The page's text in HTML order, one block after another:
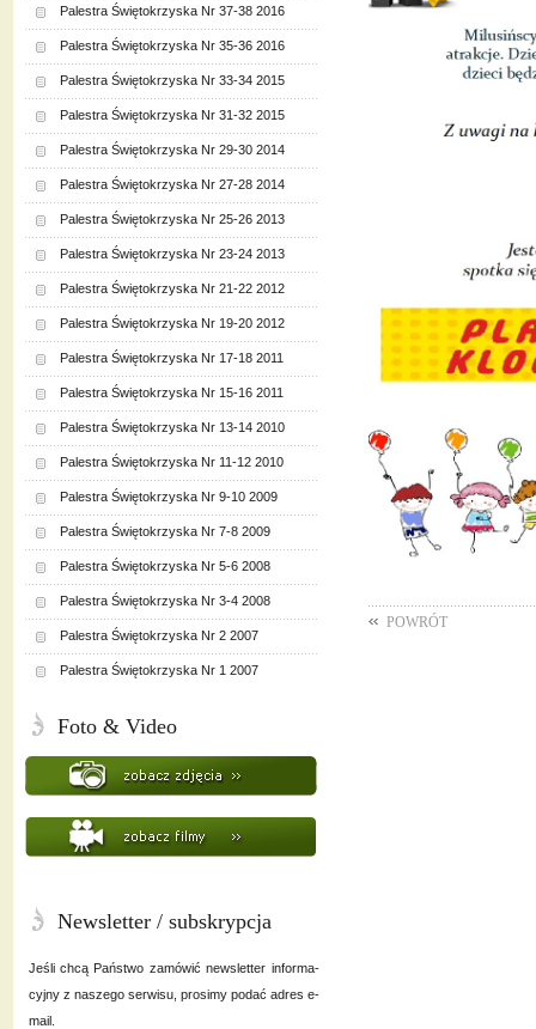
POWRÓT
Palestra Świętokrzyska Nr 37-38 2016
Palestra Świętokrzyska Nr 35-36 2016
Palestra Świętokrzyska Nr 33-34 2015
Palestra Świętokrzyska Nr 31-32 2015
Palestra Świętokrzyska Nr 29-30 2014
Palestra Świętokrzyska Nr 27-28 2014
Palestra Świętokrzyska Nr 25-26 2013
Palestra Świętokrzyska Nr 23-24 2013
Palestra Świętokrzyska Nr 21-22 2012
Palestra Świętokrzyska Nr 19-20 2012
Palestra Świętokrzyska Nr 17-18 2011
Palestra Świętokrzyska Nr 15-16 2011
Palestra Świętokrzyska Nr 13-14 2010
Palestra Świętokrzyska Nr 11-12 2010
Palestra Świętokrzyska Nr 9-10 2009
Palestra Świętokrzyska Nr 7-8 2009
Palestra Świętokrzyska Nr 5-6 2008
Palestra Świętokrzyska Nr 3-4 2008
Palestra Świętokrzyska Nr 2 2007
Palestra Świętokrzyska Nr 1 2007
Foto & Video
Newsletter / subskrypcja
Jeśli chcą Państwo zamówić newsletter informa-
cyjny z naszego serwisu, prosimy podać adres e-
mail.